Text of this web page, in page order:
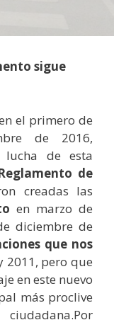
sigue
el primero de
de 2016,
de esta
de
creadas las
en marzo de
diciembre de
que nos
2011, pero que
en este nuevo
más proclive